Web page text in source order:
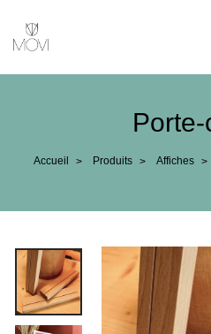
Accueil > Produits > Affiches >